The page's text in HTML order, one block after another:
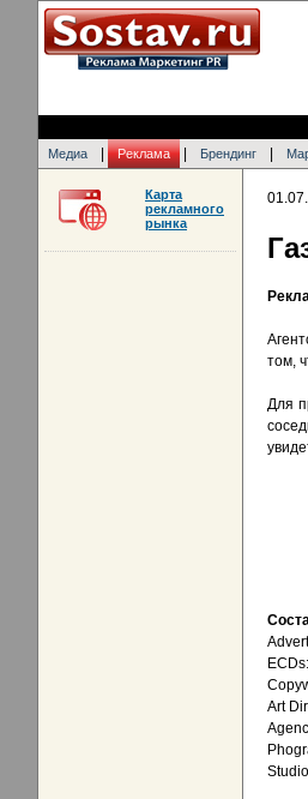
Медиа Реклама Брендинг
том,
Для
Art
Карта
рекламного
рынка